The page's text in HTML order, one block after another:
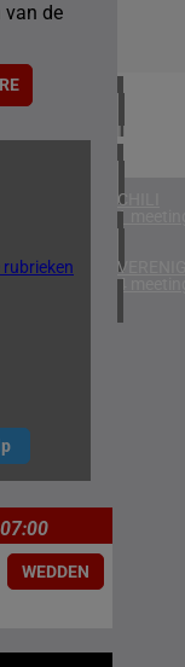
van de
rubrieken
3
IERLAND
1
CHILI
1
4
07:00
WEDDEN